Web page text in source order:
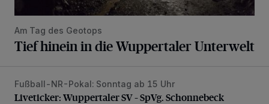
Am Tag des Geotops
Tief hinein in die Wuppertaler Unterwelt
Liveticker: Wuppertaler SV – SpVg. Schonnebeck
Fußball-NR-Pokal: Sonntag ab 15 Uhr
Liveticker: Wuppertaler SV – SpVg. Schonnebeck